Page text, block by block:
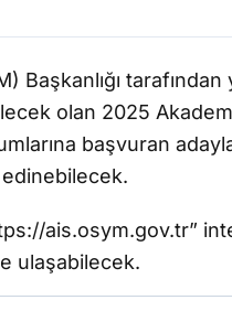
tarafından
olan 2025 Akademi
başvuran
ais.osym.gov.tr”
ulaşabilecek.